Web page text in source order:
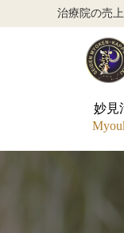
治療院の売
正伝
妙見